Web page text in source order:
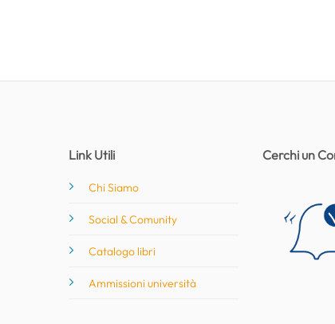
Link Utili
Chi Siamo
Social & Comunity
Catalogo libri
Ammissioni università
Cerchi un